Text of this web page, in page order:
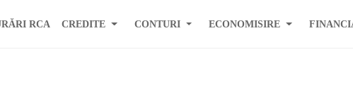
RCA CREDITE CONTURI ECONOMISIRE